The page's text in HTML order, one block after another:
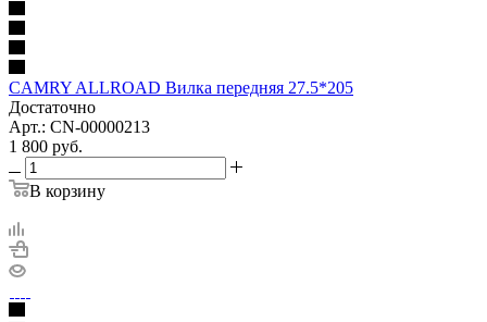
CAMRY ALLROAD Вилка передняя 27.5*205
Достаточно
Арт.: CN-00000213
1 800 руб.
В корзину